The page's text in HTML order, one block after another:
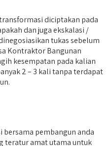
diciptakan pada
dan juga ekskalasi /
tukas sebelum
Kontraktor Bangunan
kesempatan pada kalian
2 – 3 kali tanpa terdapat
pembangun anda
teratur amat utama untuk